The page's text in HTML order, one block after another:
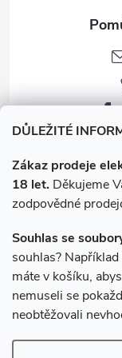
DŮLEŽITÉ
Zákaz prodeje
18 let. Děkujeme
zodpovědné
Souhlas se
souhlas?
máte v košíku,
nemuseli se
neobtěžovali
Instagram